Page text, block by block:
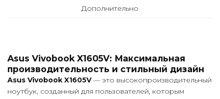
Дополнительно
Asus Vivobook X1605V: Максимальная
производительность и стильный дизайн
Asus Vivobook X1605V— это высокопроизводительный
ноутбук, созданный для пользователей, которым